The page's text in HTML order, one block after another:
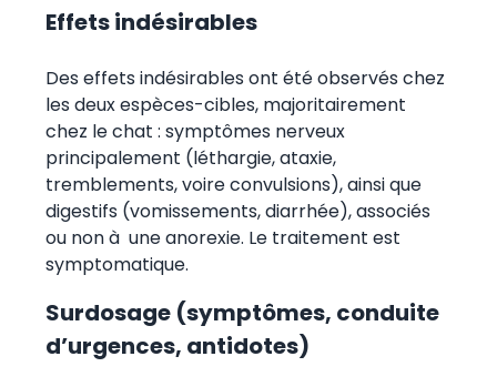
Effets indésirables
Des effets indésirables ont été observés chez
les deux espèces-cibles, majoritairement
chez le chat : symptômes nerveux
principalement (léthargie, ataxie,
tremblements, voire convulsions), ainsi que
digestifs (vomissements, diarrhée), associés
ou non à une anorexie. Le traitement est
symptomatique.
Surdosage (symptômes, conduite
d’urgences, antidotes)